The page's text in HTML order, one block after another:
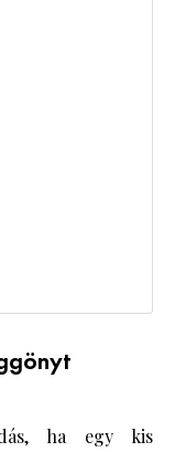
ha egy kis